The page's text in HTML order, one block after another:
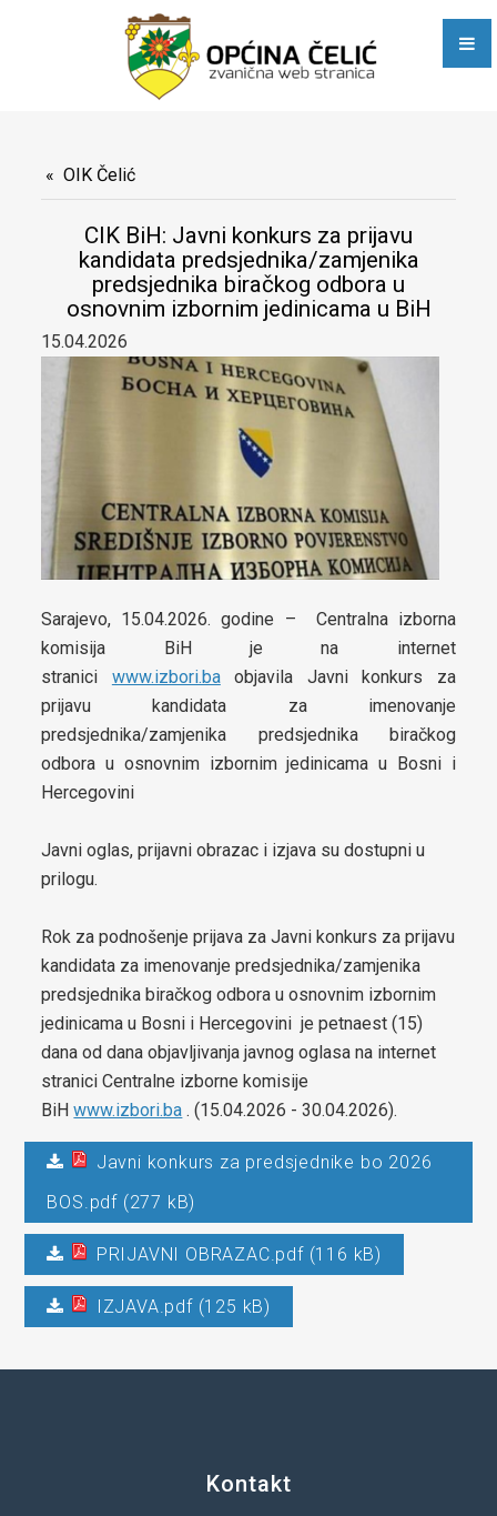
OIK Čelić
CIK BiH: Javni konkurs za prijavu
kandidata predsjednika/zamjenika
predsjednika biračkog odbora u
osnovnim izbornim jedinicama u BiH
15.04.2026
Sarajevo, 15.04.2026. godine – Centralna izborna
komisija BiH je na internet
stranici www.izbori.baobjavila Javni konkurs za
prijavu kandidata za imenovanje
predsjednika/zamjenika predsjednika biračkog
odbora u osnovnim izbornim jedinicama u Bosni i
Hercegovini
Javni oglas, prijavni obrazac i izjava su dostupni u
prilogu.
Rok za podnošenje prijava za Javni konkurs za prijavu
kandidata za imenovanje predsjednika/zamjenika
predsjednika biračkog odbora u osnovnim izbornim
jedinicama u Bosni i Hercegovini je petnaest (15)
dana od dana objavljivanja javnog oglasa na internet
stranici Centralne izborne komisije
BiHwww.izbori.ba . (15.04.2026 - 30.04.2026).
Javni konkurs za predsjednike bo 2026
BOS.pdf (277 kB)
PRIJAVNI OBRAZAC.pdf (116 kB)
IZJAVA.pdf (125 kB)
Kontakt
Javni pozivi i obavještenja
Poslovne zone
zajedničkih poslova
Služba za računovodstvene, poslove trezora, privredu i razvoj
Služba za urbanizam, stambeno-komunalne, imovinsko-
pravne, geodetske i inspekcijske poslove
Služba Civilne zaštite, društvenih djelatnosti, opće uprave i
Strateški dokumenti
Službeni glasnici općine Čelić
Prostorni plan općine Čelić
Elaborat zaštite izvorišta
Integrirana Razvojna strategija Općine Čelić 2020 – 2025
Strategija razvoja Općine Čelić 2026 - 2034
Pravilnik za omladinska udruženja
Strategija za smanjenje energetskog siromaštva stanovništva
za općinu Čelić-2024-2029
Lokalni ekološki akcioni plan (LEAP) općine Čelić
Plan javnih nabavki općine Čelić
Obrazac praćenja realizacije ugovora/okvirnog sporazuma
Infrastrukturni projekti